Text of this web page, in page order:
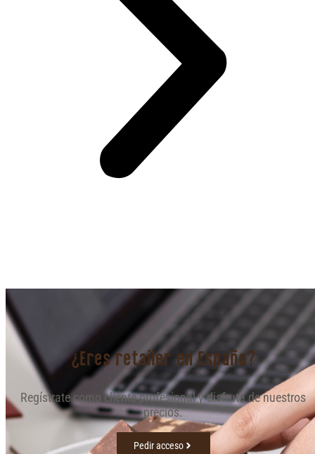
¿Eres retailer en España?
Regístrate como cliente profesional y disfruta de nuestros
precios.
Pedir acceso